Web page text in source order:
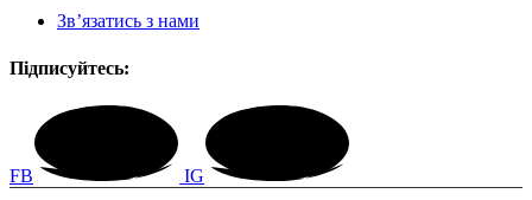
Зв’язатись з нами
Підписуйтесь:
FB IG